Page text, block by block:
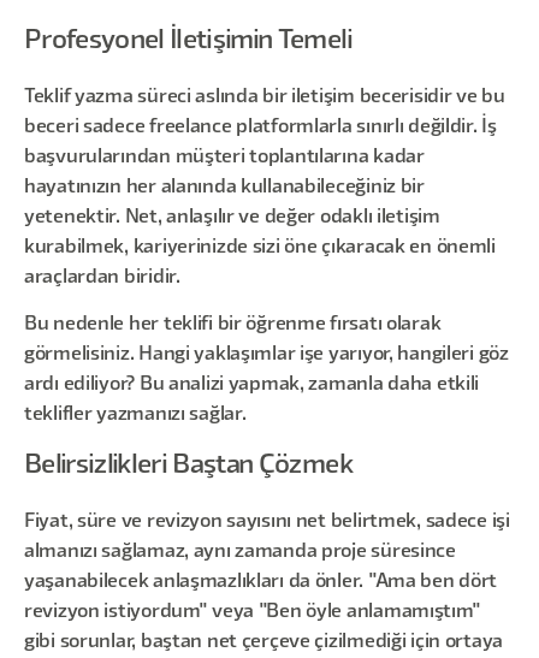
Profesyonel İletişimin Temeli
Teklif yazma süreci aslında bir iletişim becerisidir ve bu
beceri sadece freelance platformlarla sınırlı değildir. İş
başvurularından müşteri toplantılarına kadar
hayatınızın her alanında kullanabileceğiniz bir
yetenektir. Net, anlaşılır ve değer odaklı iletişim
kurabilmek, kariyerinizde sizi öne çıkaracak en önemli
araçlardan biridir.
Bu nedenle her teklifi bir öğrenme fırsatı olarak
görmelisiniz. Hangi yaklaşımlar işe yarıyor, hangileri göz
ardı ediliyor? Bu analizi yapmak, zamanla daha etkili
teklifler yazmanızı sağlar.
Belirsizlikleri Baştan Çözmek
Fiyat, süre ve revizyon sayısını net belirtmek, sadece işi
almanızı sağlamaz, aynı zamanda proje süresince
yaşanabilecek anlaşmazlıkları da önler. "Ama ben dört
revizyon istiyordum" veya "Ben öyle anlamamıştım"
gibi sorunlar, baştan net çerçeve çizilmediği için ortaya